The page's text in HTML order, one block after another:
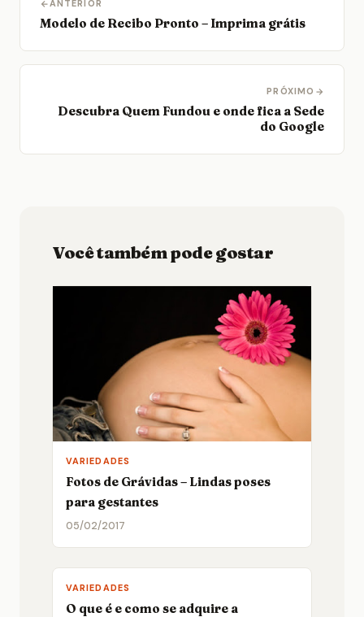
ANTERIOR
Modelo de Recibo Pronto – Imprima grátis
PRÓXIMO
Descubra Quem Fundou e onde fica a Sede
do Google
Você também pode gostar
VARIEDADES
Fotos de Grávidas – Lindas poses
para gestantes
05/02/2017
VARIEDADES
O que é e como se adquire a